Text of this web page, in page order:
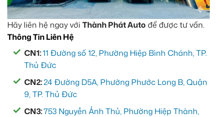
Hãy liên hệ ngay với Thành Phát Auto để được tư vấn.
Thông Tin Liên Hệ
CN1:11 Đường số 12, Phường Hiệp Bình Chánh, TP.
Thủ Đức
CN2:24 Đường D5A, Phường Phước Long B, Quận
9, TP. Thủ Đức
CN3:753 Nguyễn Ảnh Thủ, Phường Hiệp Thành,